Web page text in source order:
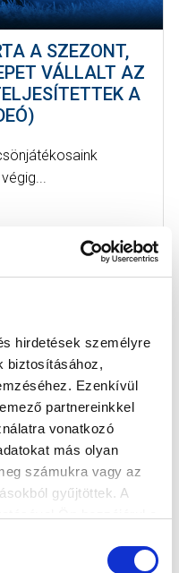
hirdetések személyre
biztosításához,
Ezenkívül
partnereinkkel
vonatkozó
más olyan
számukra vagy az
gyűjtöttek. A
A SZEZONT,
VÁLLALT AZ
A
STADION
AKADÉMIA FC
Iratkozzon fel ingyenes